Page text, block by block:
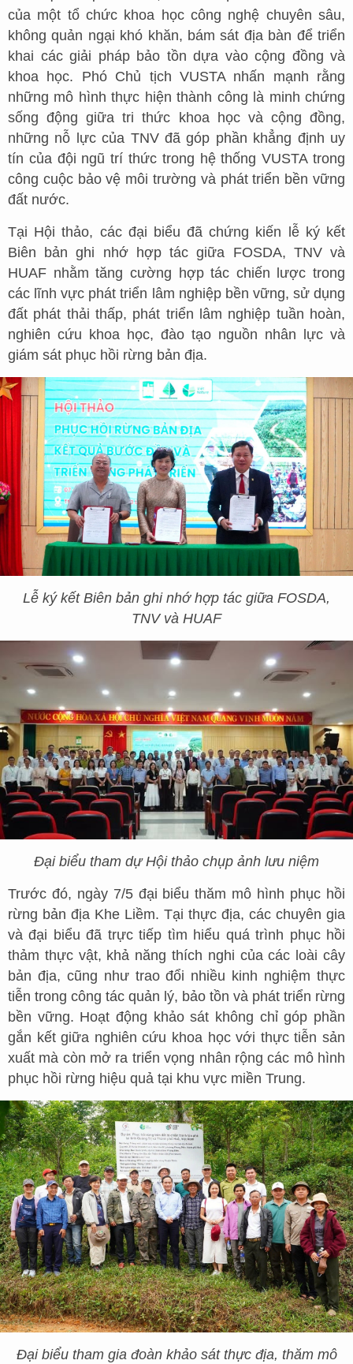
của một tổ chức khoa học công nghệ chuyên sâu,
không quản ngại khó khăn, bám sát địa bàn để triển
khai các giải pháp bảo tồn dựa vào cộng đồng và
khoa học. Phó Chủ tịch VUSTA nhấn mạnh rằng
những mô hình thực hiện thành công là minh chứng
sống động giữa tri thức khoa học và cộng đồng,
những nỗ lực của TNV đã góp phần khẳng định uy
tín của đội ngũ trí thức trong hệ thống VUSTA trong
công cuộc bảo vệ môi trường và phát triển bền vững
đất nước.
Tại Hội thảo, các đại biểu đã chứng kiến lễ ký kết
Biên bản ghi nhớ hợp tác giữa FOSDA, TNV và
HUAF nhằm tăng cường hợp tác chiến lược trong
các lĩnh vực phát triển lâm nghiệp bền vững, sử dụng
đất phát thải thấp, phát triển lâm nghiệp tuần hoàn,
nghiên cứu khoa học, đào tạo nguồn nhân lực và
giám sát phục hồi rừng bản địa.
Lễ ký kết Biên bản ghi nhớ hợp tác giữa FOSDA,
TNV và HUAF
Đại biểu tham dự Hội thảo chụp ảnh lưu niệm
Trước đó, ngày 7/5 đại biểu thăm mô hình phục hồi
rừng bản địa Khe Liềm. Tại thực địa, các chuyên gia
và đại biểu đã trực tiếp tìm hiểu quá trình phục hồi
thảm thực vật, khả năng thích nghi của các loài cây
bản địa, cũng như trao đổi nhiều kinh nghiệm thực
tiễn trong công tác quản lý, bảo tồn và phát triển rừng
bền vững. Hoạt động khảo sát không chỉ góp phần
gắn kết giữa nghiên cứu khoa học với thực tiễn sản
xuất mà còn mở ra triển vọng nhân rộng các mô hình
phục hồi rừng hiệu quả tại khu vực miền Trung.
Đại biểu tham gia đoàn khảo sát thực địa, thăm mô